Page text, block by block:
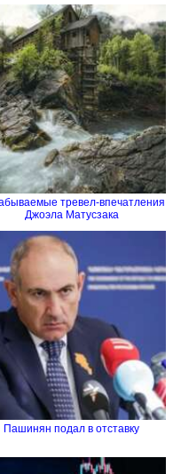
тревел-впечатления
Джоэла Матусзака
Пашинян подал в отставку